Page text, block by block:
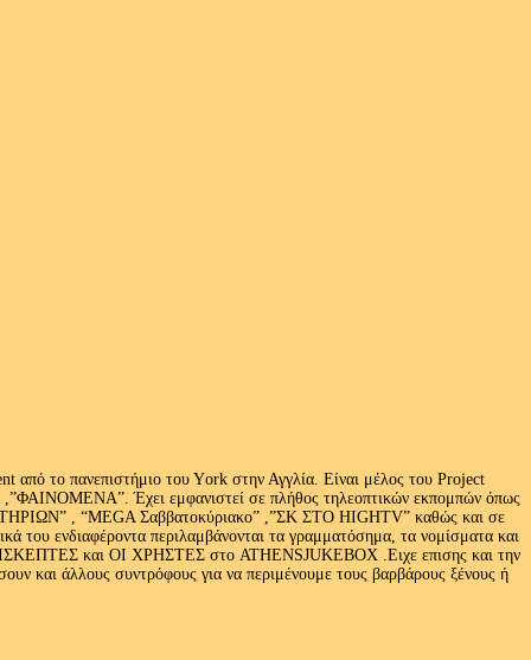
από το πανεπιστήμιο του Υork στην Αγγλία. Είναι μέλος του Project
,”ΦΑΙΝΟΜΕΝΑ”. Έχει εμφανιστεί σε πλήθος τηλεοπτικών εκπομπών όπως
, “MEGA Σαββατοκύριακο” ,”ΣΚ ΣΤΟ HIGHTV” καθώς και σε
του ενδιαφέροντα περιλαμβάνονται τα γραμματόσημα, τα νομίσματα και
και ΟΙ ΧΡΗΣΤΕΣ στο ATHENSJUKEBOX .Ειχε επισης και την
άλλους συντρόφους για να περιμένουμε τους βαρβάρους ξένους ή